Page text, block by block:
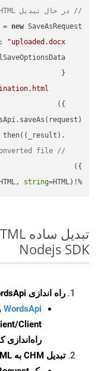
// در حال تبدیل HTML به HTML
= new
"uploaded.docx"
    .then(
( _result ) =>
// deal with the converted file
%!(EXTRA
string=HTML)
Nodejs SDK
راه اندازی WordsApi و CellsApi
WordsApi
راه‌اندازی
تبدیل CHM به HTML با WordsApi